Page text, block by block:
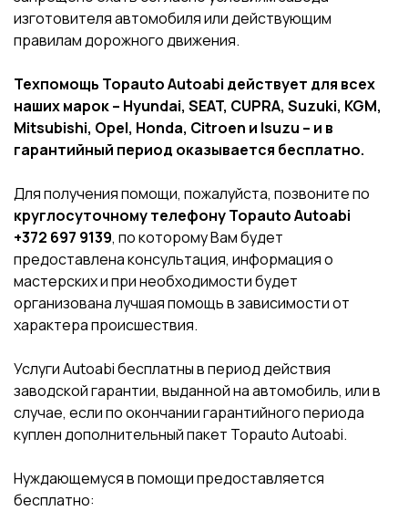
изготовителя автомобиля или действующим
правилам дорожного движения.
Техпомощь Topauto Autoabi действует для всех
наших марок – Hyundai, SEAT, CUPRA, Suzuki, KGM,
Mitsubishi, Opel, Honda, Citroen и Isuzu – и в
гарантийный период оказывается бесплатно.
Для получения помощи, пожалуйста, позвоните по
круглосуточному телефону Topauto Autoabi
+372 697 9139, по которому Вам будет
предоставлена консультация, информация о
мастерских и при необходимости будет
организована лучшая помощь в зависимости от
характера происшествия.
Услуги Autoabi бесплатны в период действия
заводской гарантии, выданной на автомобиль, или в
случае, если по окончании гарантийного периода
куплен дополнительный пакет Topauto Autoabi.
Нуждающемуся в помощи предоставляется
бесплатно: